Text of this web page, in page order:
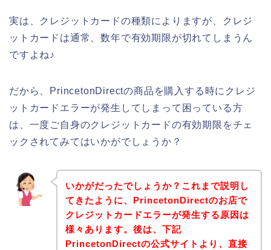
実は、クレジットカードの種類によりますが、クレジ
ットカードは通常、数年で有効期限が切れてしまうん
ですよね♪
だから、PrincetonDirectの商品を購入する時にクレジ
ットカードエラーが発生してしまって困っている方
は、一度ご自身のクレジットカードの有効期限をチェ
ックされてみてはいかがでしょうか？
いかがだったでしょうか？これまで説明し
てきたように、PrincetonDirectのお店で
クレジットカードエラーが発生する原因は
様々あります。後は、下記
PrincetonDirectの公式サイトより、直接